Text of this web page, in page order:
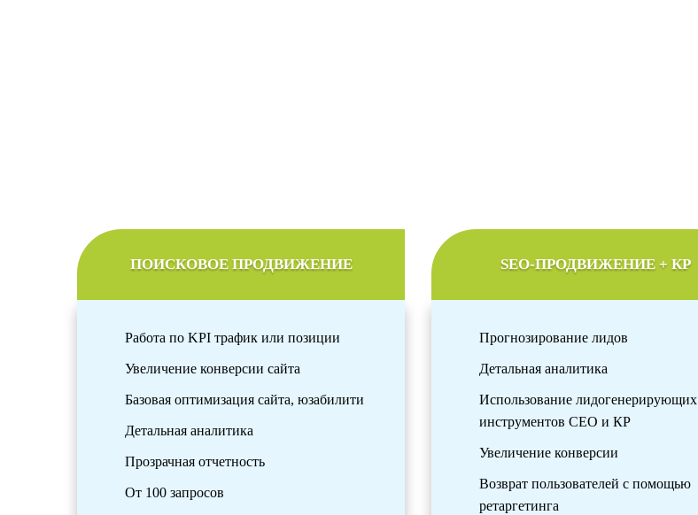
ПОИСКОВОЕ ПРОДВИЖЕНИЕ
Работа по KPI трафик или позиции
Увеличение конверсии сайта
Базовая оптимизация сайта, юзабилити
Детальная аналитика
Прозрачная отчетность
От 100 запросов
SEO-ПРОДВИЖЕНИЕ + КР
Прогнозирование лидов
Детальная аналитика
Использование лидогенерирующих
инструментов СЕО и КР
Увеличение конверсии
Возврат пользователей с помощью
ретаргетинга